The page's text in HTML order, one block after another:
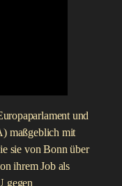
und
maßgeblich mit
sie von Bonn über
ihrem Job als
gegen